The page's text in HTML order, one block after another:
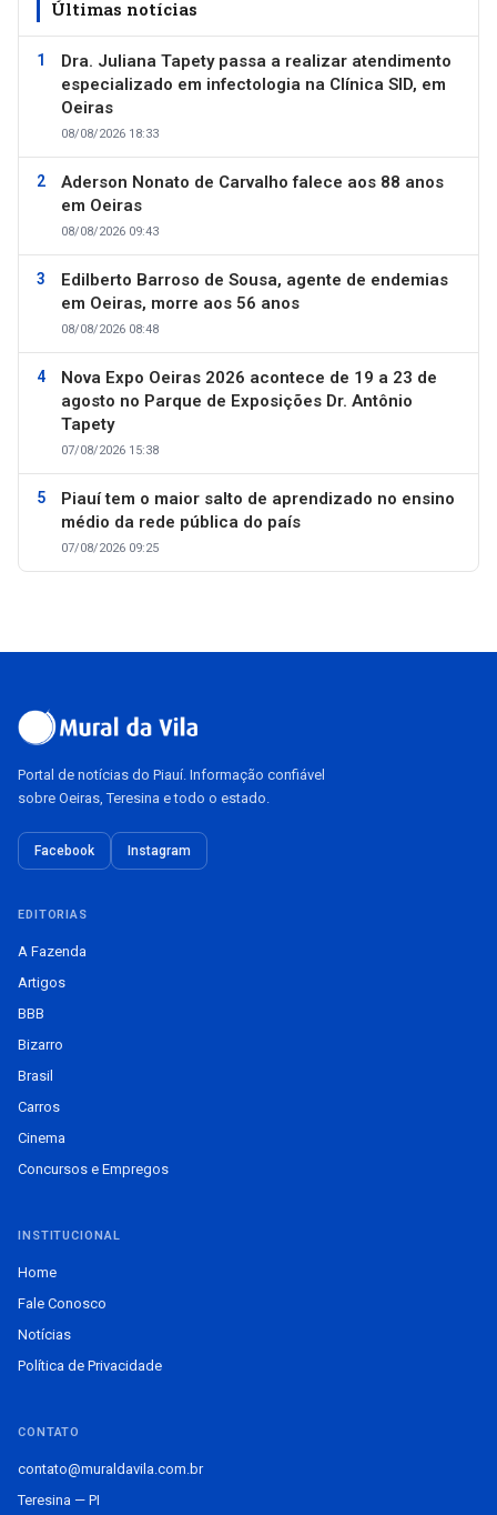
Últimas notícias
Dra. Juliana Tapety passa a realizar atendimento
especializado em infectologia na Clínica SID, em
Oeiras
08/08/2026 18:33
Aderson Nonato de Carvalho falece aos 88 anos
em Oeiras
08/08/2026 09:43
Edilberto Barroso de Sousa, agente de endemias
em Oeiras, morre aos 56 anos
08/08/2026 08:48
Nova Expo Oeiras 2026 acontece de 19 a 23 de
agosto no Parque de Exposições Dr. Antônio
Tapety
07/08/2026 15:38
Piauí tem o maior salto de aprendizado no ensino
médio da rede pública do país
07/08/2026 09:25
Portal de notícias do Piauí. Informação confiável
sobre Oeiras, Teresina e todo o estado.
Facebook Instagram
EDITORIAS
A Fazenda
Artigos
BBB
Bizarro
Brasil
Carros
Cinema
Concursos e Empregos
INSTITUCIONAL
Home
Fale Conosco
Notícias
Política de Privacidade
CONTATO
contato@muraldavila.com.br
Teresina — PI